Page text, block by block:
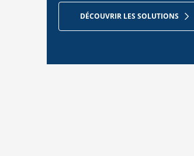
DÉCOUVRIR LES SOLUTIONS